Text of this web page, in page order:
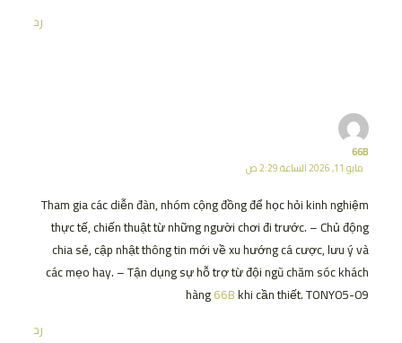
رد
66B
مايو 11, 2026 الساعة 2:29 ص
Tham gia các diễn đàn, nhóm cộng đồng để học hỏi kinh nghiệm
thực tế, chiến thuật từ những người chơi đi trước. – Chủ động
chia sẻ, cập nhật thông tin mới về xu hướng cá cược, lưu ý và
các mẹo hay. – Tận dụng sự hỗ trợ từ đội ngũ chăm sóc khách
hàng66Bkhi cần thiết. TONY05-09
رد